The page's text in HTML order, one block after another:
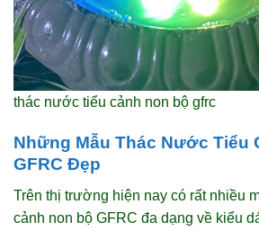
thác nước tiểu cảnh non bộ gfrc
Những Mẫu Thác Nước Tiểu
GFRC Đẹp
Trên thị trường hiện nay có rất nhiều
cảnh non bộ GFRC đa dạng về kiểu